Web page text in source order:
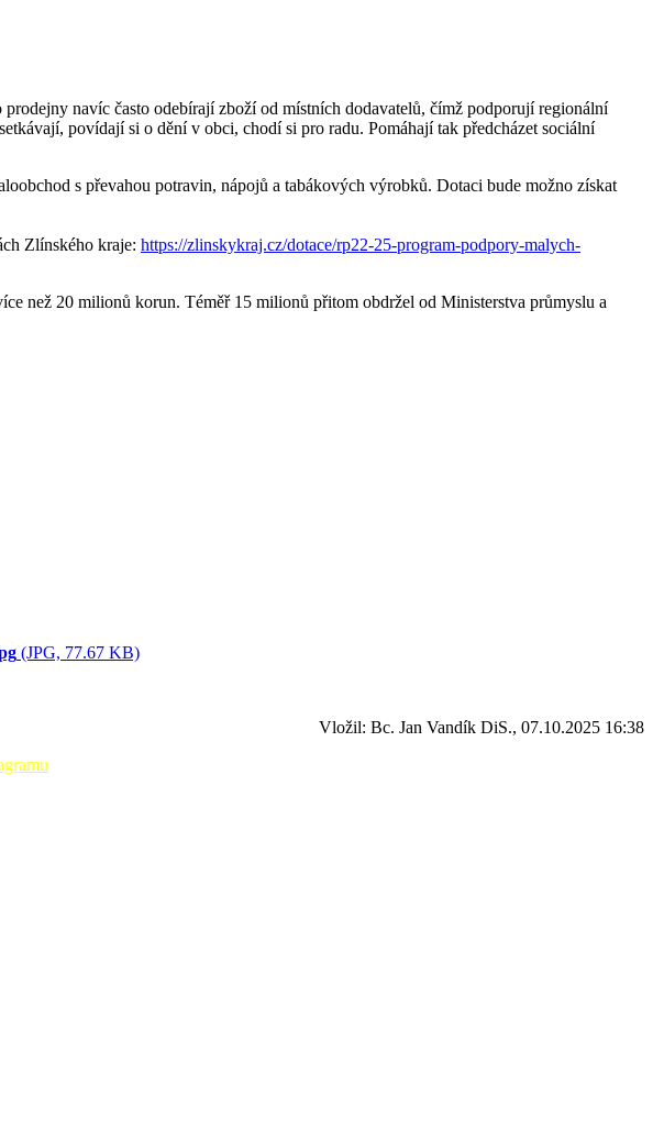
navíc často odebírají zboží od místních dodavatelů, čímž podporují regionální
povídají si o dění v obci, chodí si pro radu. Pomáhají tak předcházet sociální
s převahou potravin, nápojů a tabákových výrobků. Dotaci bude možno získat
Zlínského kraje: https://zlinskykraj.cz/dotace/rp22-25-program-podpory-malych-
než 20 milionů korun. Téměř 15 milionů přitom obdržel od Ministerstva průmyslu a
(JPG, 77.67 KB)
Vložil: Bc. Jan Vandík DiS., 07.10.2025 16:38